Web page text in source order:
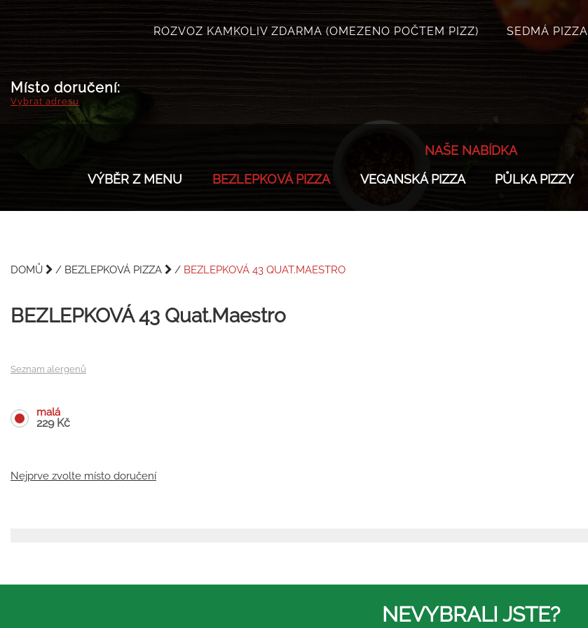
ROZVOZ KAMKOLIV ZDARMA (OMEZENO POČTEM PIZZ) SEDMÁ
Místo doručení:
Vybrat adresu
NAŠE NABÍDKA
VÝBĚR Z MENU
BEZLEPKOVÁ PIZZA VEGANSKÁ PIZZA PŮLKA PIZZY
DOMŮ BEZLEPKOVÁ PIZZA BEZLEPKOVÁ 43 QUAT.MAESTRO
BEZLEPKOVÁ 43 Quat.Maestro
Seznam alergenů
malá
229 Kč
Nejprve zvolte místo doručení
NEVYBRALI JSTE?